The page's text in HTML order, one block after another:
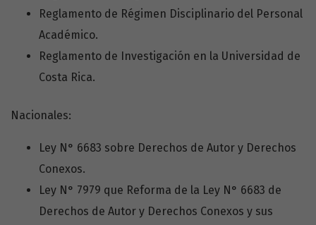
Reglamento de Régimen Disciplinario del Personal
Académico.
Reglamento de Investigación en la Universidad de
Costa Rica.
Nacionales:
Ley N° 6683 sobre Derechos de Autor y Derechos
Conexos.
Ley N° 7979 que Reforma de la Ley N° 6683 de
Derechos de Autor y Derechos Conexos y sus